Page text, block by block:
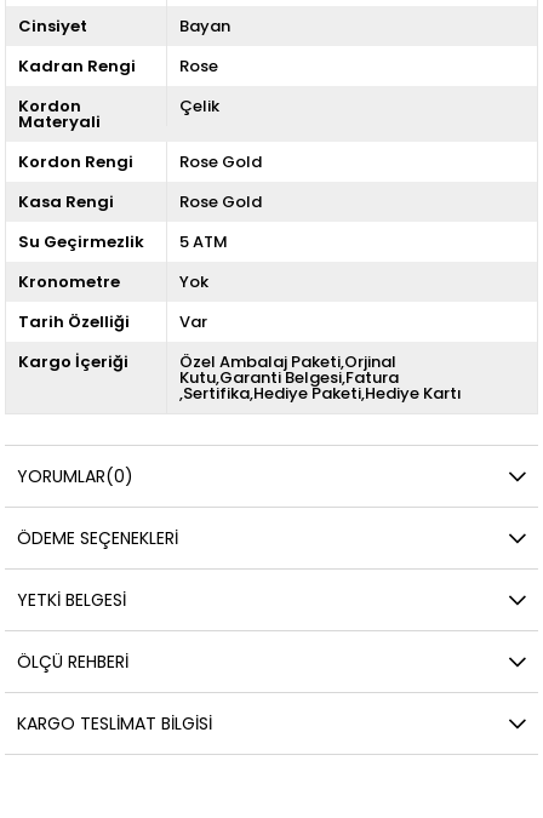
Cinsiyet
Bayan
Kadran Rengi
Rose
Kordon
Materyali
Çelik
Kordon Rengi
Rose Gold
Kasa Rengi
Rose Gold
Su Geçirmezlik
5 ATM
Kronometre
Yok
Tarih Özelliği
Var
Kargo İçeriği
Özel Ambalaj Paketi,Orjinal
Kutu,Garanti Belgesi,Fatura
,Sertifika,Hediye Paketi,Hediye Kartı
YORUMLAR(0)
ÖDEME SEÇENEKLERI
YETKİ BELGESİ
ÖLÇÜ REHBERI
KARGO TESLIMAT BILGISI